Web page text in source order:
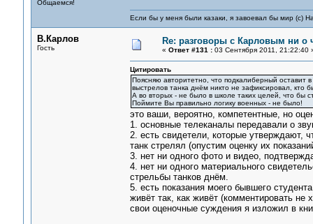
Общаемся!
Если бы у меня были казаки, я завоевал бы мир (с)
В.Карлов
Гость
Re: разговоры с Карловым ни о
« Ответ #131 :03 Сентября 2011, 21:22:40
Цитировать
Поясняю авторитетно, что подкалиберный оставит
выстрелов танка днём никто не зафиксировал, кто
А во вторых - не было в школе таких целей, что бы
Поймите Вы правильно логику военных - не было!
это ваши, вероятно, компетентные, но
1. основные телеканалы передавали о
2. есть свидетели, которые утверждают,
танк стрелял (опустим оценку их
3. нет ни одного фото и видео,
4. нет ни одного материального
стрельбы танков днём.
5. есть показания моего бывшего
живёт так, как живёт (комментировать не
свои оценочные суждения я изложил в